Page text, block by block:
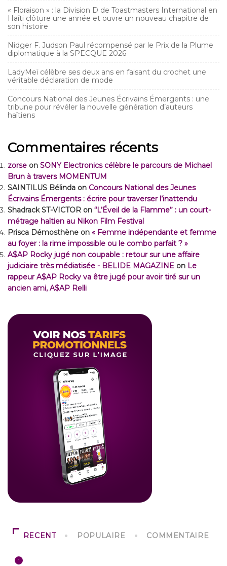
« Floraison » : la Division D de Toastmasters International en
Haïti clôture une année et ouvre un nouveau chapitre de
son histoire
Nidger F. Judson Paul récompensé par le Prix de la Plume
diplomatique à la SPECQUE 2026
LadyMeï célèbre ses deux ans en faisant du crochet une
véritable déclaration de mode
Concours National des Jeunes Écrivains Émergents : une
tribune pour révéler la nouvelle génération d’auteurs
haïtiens
Commentaires récents
zorse on SONY Electronics célèbre le parcours de Michael
Brun à travers MOMENTUM
SAINTILUS Bélinda on Concours National des Jeunes
Écrivains Émergents : écrire pour traverser l’inattendu
Shadrack ST-VICTOR on “L’Éveil de la Flamme” : un court-
métrage haïtien au Nikon Film Festival
Prisca Démosthène on « Femme indépendante et femme
au foyer : la rime impossible ou le combo parfait ? »
A$AP Rocky jugé non coupable : retour sur une affaire
judiciaire très médiatisée - BELIDE MAGAZINE on Le
rappeur A$AP Rocky va être jugé pour avoir tiré sur un
ancien ami, A$AP Relli
RECENT POPULAIRE COMMENTAIRE
1